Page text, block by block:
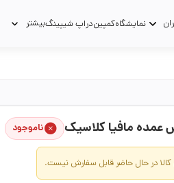
نمایشگاهکمپیندراپ شیپینگبیشتر
عمده مافیا کلاسیک ناموجود
کالا در حال حاضر قابل سفارش نیست.